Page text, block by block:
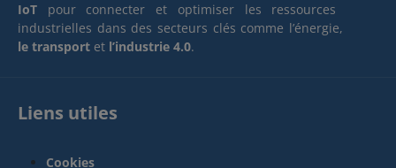
IoT pour connecter et optimiser les ressources
industrielles dans des secteurs clés comme l’énergie,
le transport et l’industrie 4.0.
Liens utiles
Cookies